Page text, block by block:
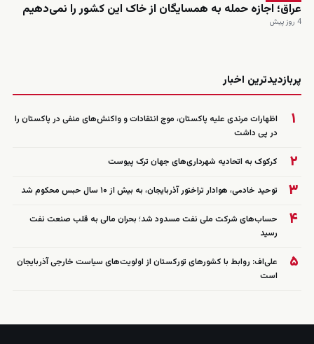
عراق؛ اجازه حمله به همسایگان از خاک این کشور را نمی‌دهیم
4 روز پیش
پربازدیدترین اخبار
۱
اظهارات مرندی علیه پاکستان، موج انتقادات و واکنش‌های منفی در پاکستان را
در پی داشت
۲ کرکوک به اتحادیه شهرداری‌های جهان ترک پیوست
۳ توحید خادمی، هوادار تراختور آذربایجان، به بیش از ۱۰ سال حبس محکوم شد
۴
حساب‌های شرکت ملی نفت مسدود شد؛ بحران مالی به قلب صنعت نفت
رسید
۵
علی‌اف: روابط با کشورهای تورکستان از اولویت‌های سیاست خارجی آذربایجان
است